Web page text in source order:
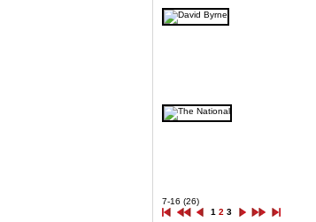
7-16 (26)
1 2 3